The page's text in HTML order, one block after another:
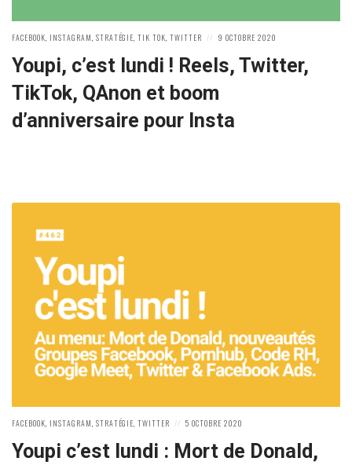
POSTED
FACEBOOK, INSTAGRAM, STRATÉGIE,TIK TOK,TWITTER
POSTED
9 OCTOBRE 2020
Youpi, c’est lundi ! Reels, Twitter,
TikTok, QAnon et boom
d’anniversaire pour Insta
POSTED
FACEBOOK, INSTAGRAM, STRATÉGIE,TWITTER
POSTED
5 OCTOBRE 2020
Youpi c’est lundi : Mort de Donald,